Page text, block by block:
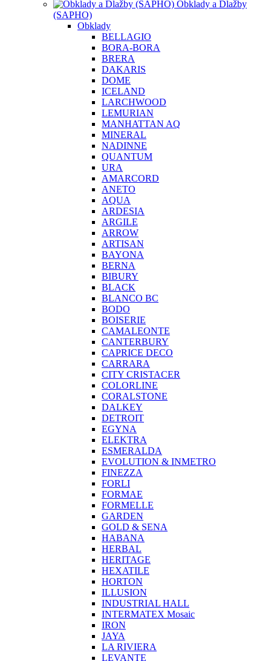
Obklady a Dlažby
(SAPHO)
Obklady
BELLAGIO
BORA-BORA
BRERA
DAKARIS
DOME
ICELAND
LARCHWOOD
LEMURIAN
MANHATTAN AQ
MINERAL
NADINNE
QUANTUM
URA
AMARCORD
ANETO
AQUA
ARDESIA
ARGILE
ARROW
ARTISAN
BAYONA
BERNA
BIBURY
BLACK
BLANCO BC
BODO
BOISERIE
CAMALEONTE
CANTERBURY
CAPRICE DECO
CARRARA
CITY CRISTACER
COLORLINE
CORALSTONE
DALKEY
DETROIT
EGYNA
ELEKTRA
ESMERALDA
EVOLUTION & INMETRO
FINEZZA
FORLI
FORMAE
FORMELLE
GARDEN
GOLD & SENA
HABANA
HERBAL
HERITAGE
HEXATILE
HORTON
ILLUSION
INDUSTRIAL HALL
INTERMATEX Mosaic
IRON
JAYA
LA RIVIERA
LEVANTE